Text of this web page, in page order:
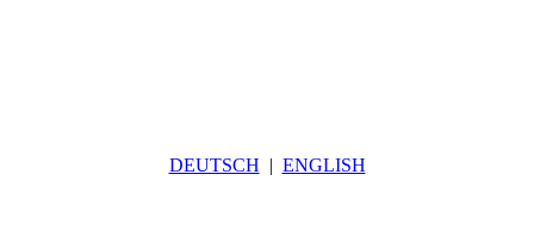
DEUTSCH ENGLISH